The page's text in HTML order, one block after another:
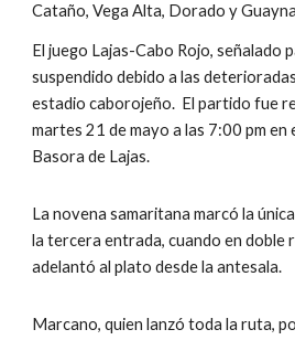
Cataño, Vega Alta, Dorado y
El juego Lajas-Cabo Rojo, señalado
suspendido debido a las
estadio caborojeño.  El partido fue
martes 21 de mayo a las 7:00 pm en
Basora de Lajas.
La novena samaritana marcó la
la tercera entrada, cuando en
adelantó al plato desde la antesala.
Marcano, quien lanzó toda la ruta,